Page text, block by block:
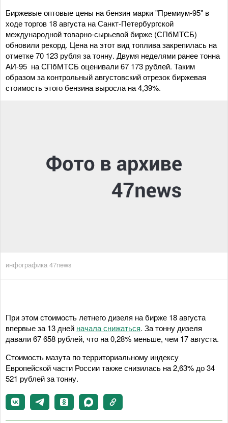
Биржевые оптовые цены на бензин марки "Премиум-95" в
ходе торгов 18 августа на Санкт-Петербургской
международной товарно-сырьевой бирже (СПбМТСБ)
обновили рекорд. Цена на этот вид топлива закрепилась на
отметке 70 123 рубля за тонну. Двумя неделями ранее тонна
АИ-95 на СПбМТСБ оценивали 67 173 рублей. Таким
образом за контрольный августовский отрезок биржевая
стоимость этого бензина выросла на 4,39%.
инфографика 47news
При этом стоимость летнего дизеля на бирже 18 августа
впервые за 13 дней начала снижаться. За тонну дизеля
давали 67 658 рублей, что на 0,28% меньше, чем 17 августа.
Стоимость мазута по территориальному индексу
Европейской части России также снизилась на 2,63% до 34
521 рублей за тонну.